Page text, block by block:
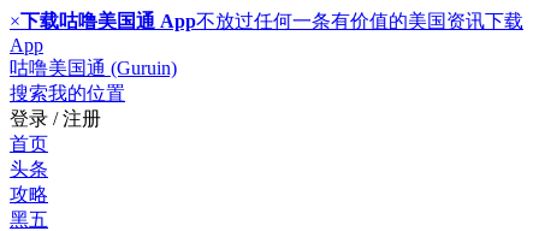
×下载咕噜美国通 App不放过任何一条有价值的美国资讯下载
App
咕噜美国通 (Guruin)
搜索我的位置
登录 / 注册
首页
头条
攻略
黑五